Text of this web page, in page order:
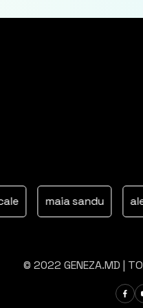
maia sandu alegeri
© 2022 GENEZA.MD |